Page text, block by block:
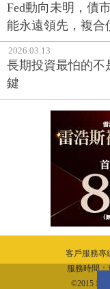
Fed動向未明，債
能永遠領先，複合
2026.03.13
長期投資最怕的不
鍵
客戶服務專
服務時間：
©2015 城